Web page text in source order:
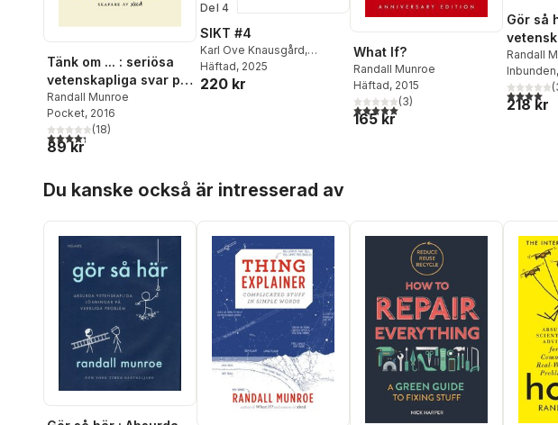
Tänk om ... : seriösa
vetenskapliga svar på
absurda hypotetiska
frågor
Randall Munroe
Pocket, 2016
4,3utav 5 stjärnor. Totalt antal röster:
(18)
89 kr
Del 4
SIKT #4
Karl Ove Knausgård,
Elizabeth Kolbert
Olsson,Ezra Klein
Johnson
Isaac Asimov
John D. Rockefeller,Mats
Häftad, 2025
220 kr
What If?
Randall Munroe
Häftad, 2015
5,0utav 5 stjärnor. Totalt antal röster:
(3)
165 kr
Gör så
problem
Randall
Inbunden
4,0utav 5(
218 kr
Du kanske också är intresserad av